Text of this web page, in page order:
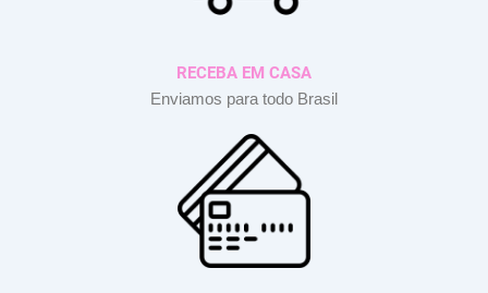
RECEBA EM CASA
Enviamos para todo Brasil